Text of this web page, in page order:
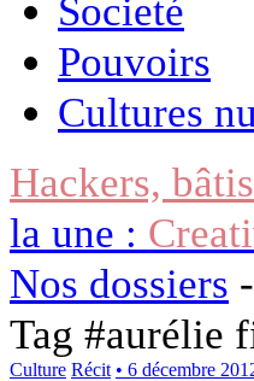
Societé
Pouvoirs
Cultures
Hackers,
la une :
Nos dossiers -
Tag #aurélie
Culture Récit • 6 décembre